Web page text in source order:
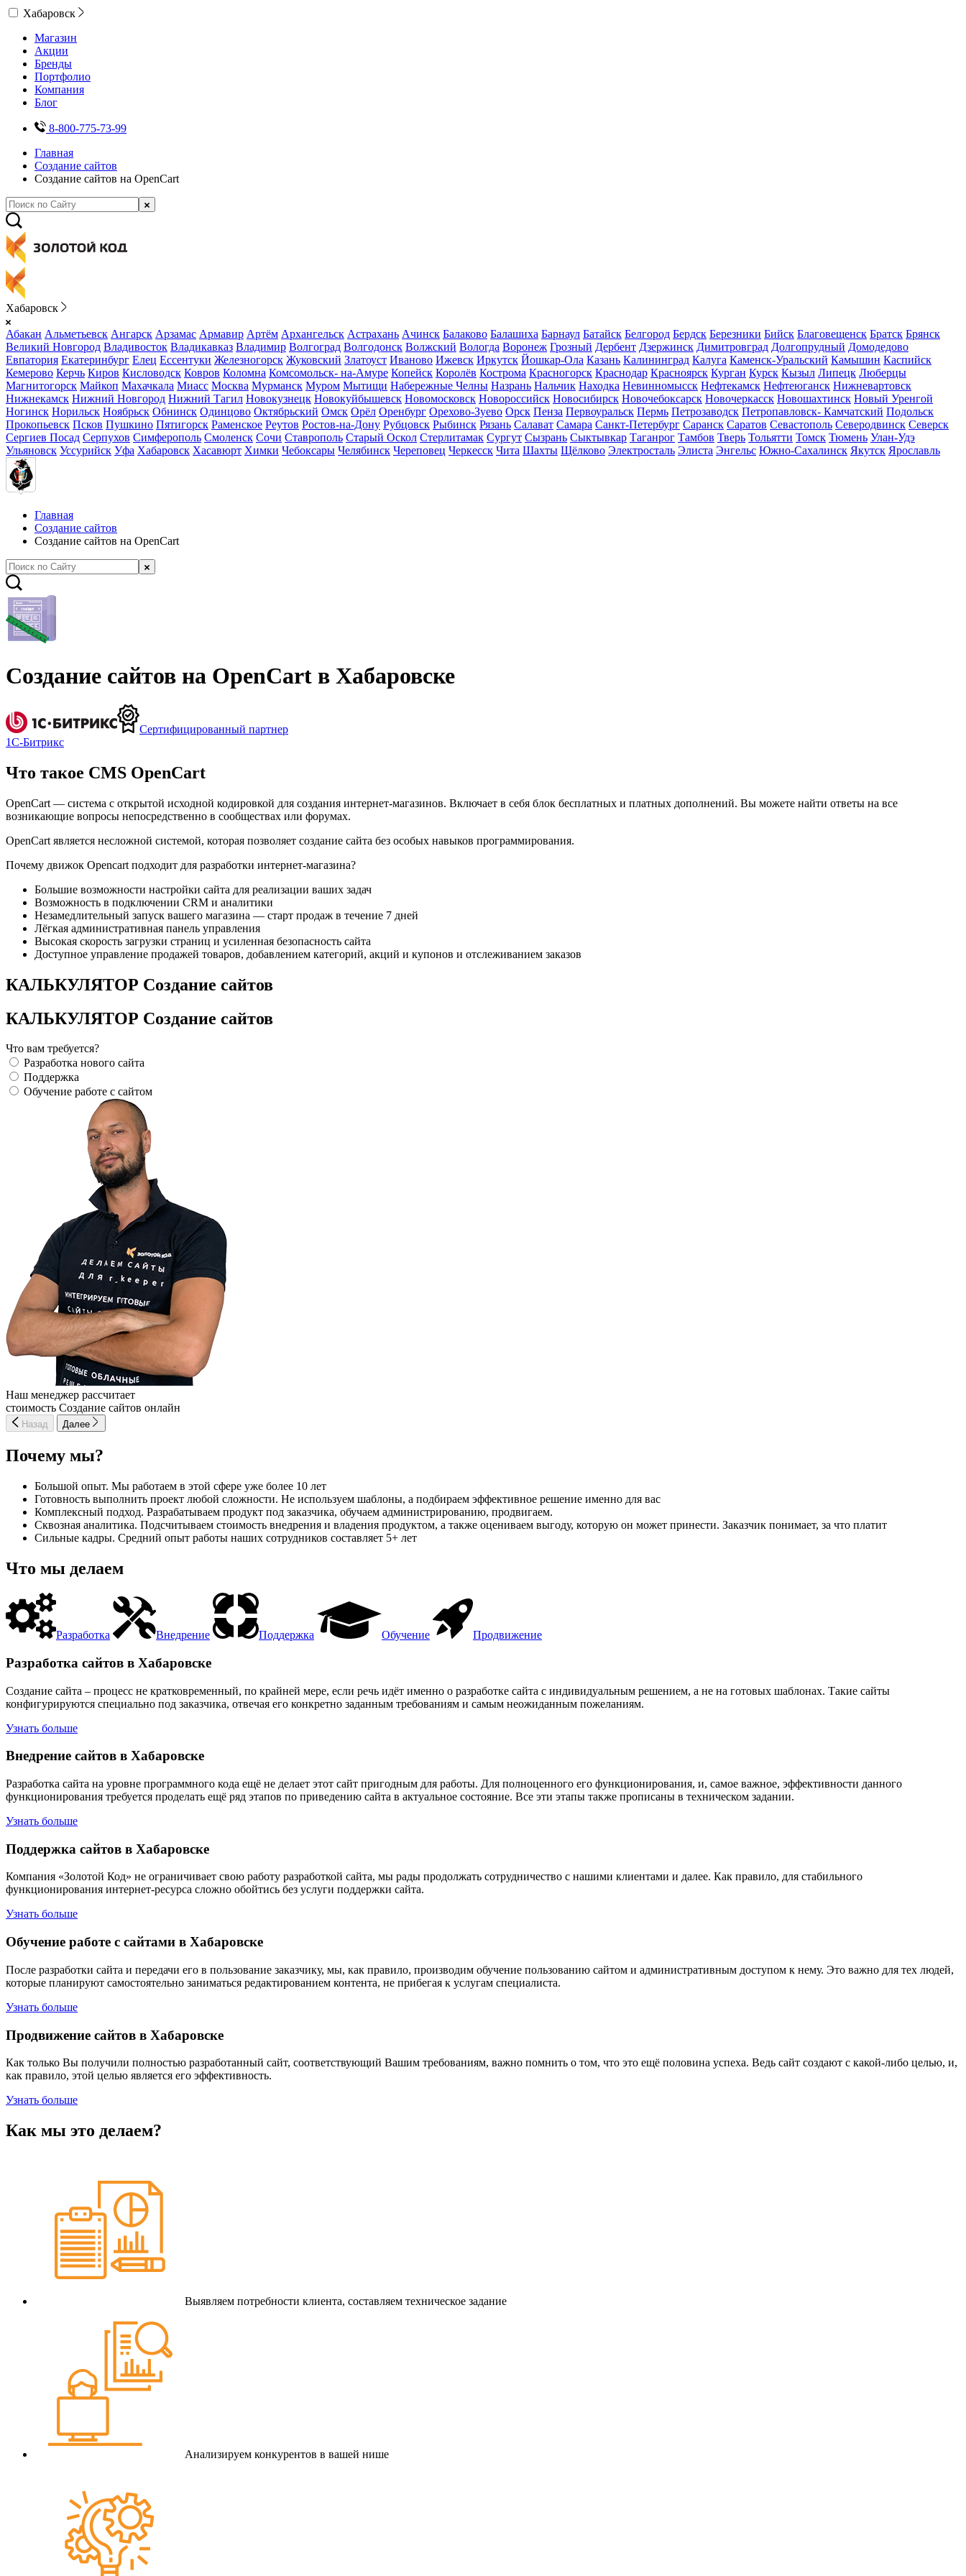
Хабаровск
Магазин
Акции
Бренды
Портфолио
Компания
Блог
8-800-775-73-99
Главная
Создание сайтов
Создание сайтов на OpenCart
Хабаровск
Абакан Альметьевск Ангарск Арзамас Армавир Артём Архангельск Астрахань Ачинск Балаково Балашиха Барнаул Батайск Белгород Бердск Березники Бийск Благовещенск Братск Брянск
Великий Новгород Владивосток Владикавказ Владимир Волгоград Волгодонск Волжский Вологда Воронеж Грозный Дербент Дзержинск Димитровград Долгопрудный Домодедово
Евпатория Екатеринбург Елец Ессентуки Железногорск Жуковский Златоуст Иваново Ижевск Иркутск Йошкар-Ола Казань Калининград Калуга Каменск-Уральский Камышин Каспийск
Кемерово Керчь Киров Кисловодск Ковров Коломна Комсомольск- на-Амуре Копейск Королёв Кострома Красногорск Краснодар Красноярск Курган Курск Кызыл Липецк Люберцы
Магнитогорск Майкоп Махачкала Миасс Москва Мурманск Муром Мытищи Набережные Челны Назрань Нальчик Находка Невинномысск Нефтекамск Нефтеюганск Нижневартовск
Нижнекамск Нижний Новгород Нижний Тагил Новокузнецк Новокуйбышевск Новомосковск Новороссийск Новосибирск Новочебоксарск Новочеркасск Новошахтинск Новый Уренгой
Ногинск Норильск Ноябрьск Обнинск Одинцово Октябрьский Омск Орёл Оренбург Орехово-Зуево Орск Пенза Первоуральск Пермь Петрозаводск Петропавловск- Камчатский Подольск
Прокопьевск Псков Пушкино Пятигорск Раменское Реутов Ростов-на-Дону Рубцовск Рыбинск Рязань Салават Самара Санкт-Петербург Саранск Саратов Севастополь Северодвинск Северск
Сергиев Посад Серпухов Симферополь Смоленск Сочи Ставрополь Старый Оскол Стерлитамак Сургут Сызрань Сыктывкар Таганрог Тамбов Тверь Тольятти Томск Тюмень Улан-Удэ
Ульяновск Уссурийск Уфа Хабаровск Хасавюрт Химки Чебоксары Челябинск Череповец Черкесск Чита Шахты Щёлково Электросталь Элиста Энгельс Южно-Сахалинск Якутск Ярославль
Главная
Создание сайтов
Создание сайтов на OpenCart
Создание сайтов на OpenCart в Хабаровске
Сертифицированный партнер
1С-Битрикс
Что такое CMS OpenCart
OpenCart — система с открытой исходной кодировкой для создания интернет-магазинов. Включает в себя блок бесплатных и платных дополнений. Вы можете найти ответы на все
возникающие вопросы непосредственно в сообществах или форумах.
OpenCart является несложной системой, которая позволяет создание сайта без особых навыков программирования.
Почему движок Opencart подходит для разработки интернет-магазина?
Большие возможности настройки сайта для реализации ваших задач
Возможность в подключении CRM и аналитики
Незамедлительный запуск вашего магазина — старт продаж в течение 7 дней
Лёгкая административная панель управления
Высокая скорость загрузки страниц и усиленная безопасность сайта
Доступное управление продажей товаров, добавлением категорий, акций и купонов и отслеживанием заказов
КАЛЬКУЛЯТОР Создание сайтов
КАЛЬКУЛЯТОР Создание сайтов
Что вам требуется?
Разработка нового сайта
Поддержка
Обучение работе с сайтом
Наш менеджер рассчитает
стоимость Создание сайтов онлайн
Назад Далее
Почему мы?
Большой опыт. Мы работаем в этой сфере уже более 10 лет
Готовность выполнить проект любой сложности. Не используем шаблоны, а подбираем эффективное решение именно для вас
Комплексный подход. Разрабатываем продукт под заказчика, обучаем администрированию, продвигаем.
Сквозная аналитика. Подсчитываем стоимость внедрения и владения продуктом, а также оцениваем выгоду, которую он может принести. Заказчик понимает, за что платит
Сильные кадры. Средний опыт работы наших сотрудников составляет 5+ лет
Что мы делаем
Разработка Внедрение Поддержка Обучение Продвижение
Разработка сайтов в Хабаровске
Создание сайта – процесс не кратковременный, по крайней мере, если речь идёт именно о разработке сайта с индивидуальным решением, а не на готовых шаблонах. Такие сайты
конфигурируются специально под заказчика, отвечая его конкретно заданным требованиям и самым неожиданным пожеланиям.
Узнать больше
Внедрение сайтов в Хабаровске
Разработка сайта на уровне программного кода ещё не делает этот сайт пригодным для работы. Для полноценного его функционирования, и, самое важное, эффективности данного
функционирования требуется проделать ещё ряд этапов по приведению сайта в актуальное состояние. Все эти этапы также прописаны в техническом задании.
Узнать больше
Поддержка сайтов в Хабаровске
Компания «Золотой Код» не ограничивает свою работу разработкой сайта, мы рады продолжать сотрудничество с нашими клиентами и далее. Как правило, для стабильного
функционирования интернет-ресурса сложно обойтись без услуги поддержки сайта.
Узнать больше
Обучение работе с сайтами в Хабаровске
После разработки сайта и передачи его в пользование заказчику, мы, как правило, производим обучение пользованию сайтом и административным доступом к нему. Это важно для тех людей,
которые планируют самостоятельно заниматься редактированием контента, не прибегая к услугам специалиста.
Узнать больше
Продвижение сайтов в Хабаровске
Как только Вы получили полностью разработанный сайт, соответствующий Вашим требованиям, важно помнить о том, что это ещё половина успеха. Ведь сайт создают с какой-либо целью, и,
как правило, этой целью является его эффективность.
Узнать больше
Как мы это делаем?
Выявляем потребности клиента, составляем техническое задание
Анализируем конкурентов в вашей нише